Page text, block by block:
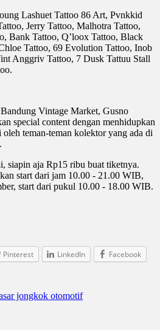
Lashuet Tattoo 86 Art, Pvnkkid
Jerry Tattoo, Malhotra Tattoo,
Bank Tattoo, Q’loox Tattoo, Black
Tattoo, 69 Evolution Tattoo, Inob
Anggriv Tattoo, 7 Dusk Tattuu Stall
Vintage Market, Gusno
special content dengan menhidupkan
teman-teman kolektor yang ada di
siapin aja Rp15 ribu buat tiketnya.
start dari jam 10.00 - 21.00 WIB,
start dari pukul 10.00 - 18.00 WIB.
Pinterest LinkedIn
Facebook
jongkok otomotif